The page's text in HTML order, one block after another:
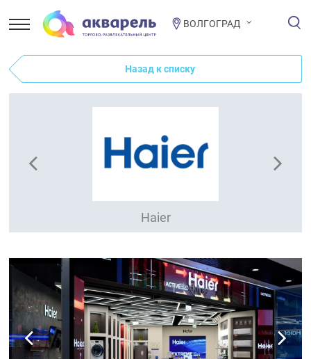
ВОЛГОГРАД
Назад к списку
Haier